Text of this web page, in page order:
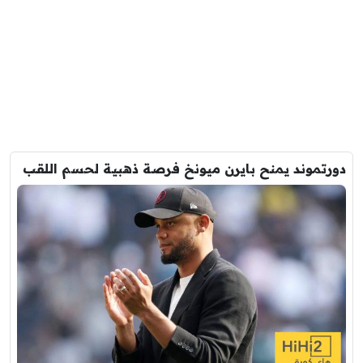
دورتموند يمنح بايرن ميونخ فرصة ذهبية لحسم اللقب